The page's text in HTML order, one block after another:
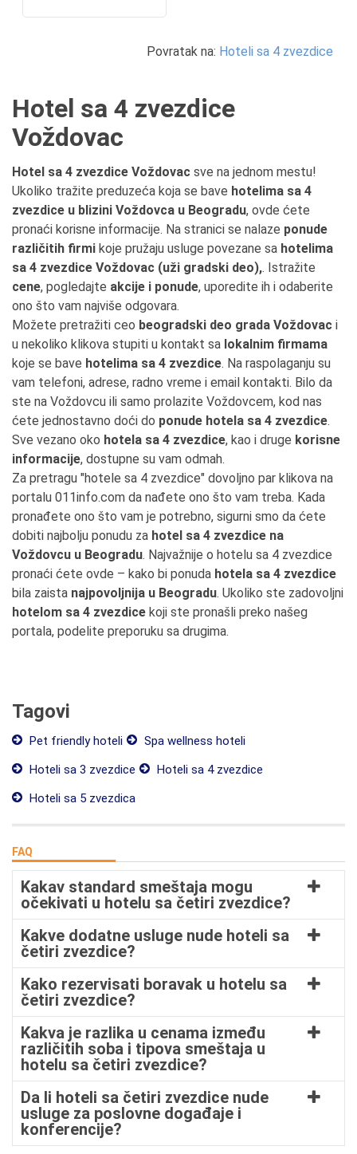
Povratak na: Hoteli sa 4 zvezdice
Hotel sa 4 zvezdice
Voždovac
Hotel sa 4 zvezdice Voždovac sve na jednom mestu!
Ukoliko tražite preduzeća koja se bave hotelima sa 4
zvezdice u blizini Voždovca u Beogradu, ovde ćete
pronaći korisne informacije. Na stranici se nalaze ponude
različitih firmi koje pružaju usluge povezane sa hotelima
sa 4 zvezdice Voždovac (uži gradski deo),. Istražite
cene, pogledajte akcije i ponude, uporedite ih i odaberite
ono što vam najviše odgovara.
Možete pretražiti ceo beogradski deo grada Voždovac i
u nekoliko klikova stupiti u kontakt sa lokalnim firmama
koje se bave hotelima sa 4 zvezdice. Na raspolaganju su
vam telefoni, adrese, radno vreme i email kontakti. Bilo da
ste na Voždovcu ili samo prolazite Voždovcem, kod nas
ćete jednostavno doći do ponude hotela sa 4 zvezdice.
Sve vezano oko hotela sa 4 zvezdice, kao i druge korisne
informacije, dostupne su vam odmah.
Za pretragu "hotele sa 4 zvezdice" dovoljno par klikova na
portalu 011info.com da nađete ono što vam treba. Kada
pronađete ono što vam je potrebno, sigurni smo da ćete
dobiti najbolju ponudu za hotel sa 4 zvezdice na
Voždovcu u Beogradu. Najvažnije o hotelu sa 4 zvezdice
pronaći ćete ovde – kako bi ponuda hotela sa 4 zvezdice
bila zaista najpovoljnija u Beogradu. Ukoliko ste zadovoljni
hotelom sa 4 zvezdice koji ste pronašli preko našeg
portala, podelite preporuku sa drugima.
Tagovi
Pet friendly hoteli
Spa wellness hoteli
Hoteli sa 3 zvezdice
Hoteli sa 4 zvezdice
Hoteli sa 5 zvezdica
FAQ
Kakav standard smeštaja mogu
očekivati u hotelu sa četiri zvezdice?
Kakve dodatne usluge nude hoteli sa
četiri zvezdice?
Kako rezervisati boravak u hotelu sa
četiri zvezdice?
Kakva je razlika u cenama između
različitih soba i tipova smeštaja u
hotelu sa četiri zvezdice?
Da li hoteli sa četiri zvezdice nude
usluge za poslovne događaje i
konferencije?